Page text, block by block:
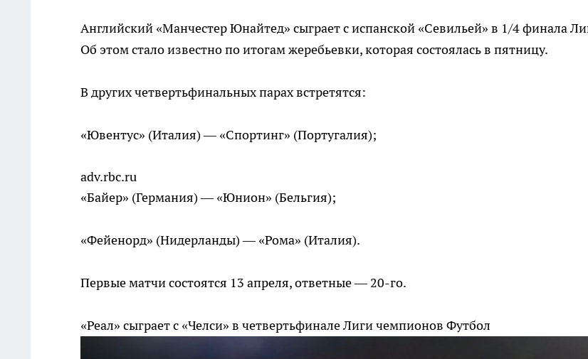
Английский «Манчестер Юнайтед» сыграет с испанской «Севильей» в 1/4 финала
Об этом стало известно по итогам жеребьевки, которая состоялась в пятницу.
В других четвертьфинальных парах встретятся:
«Ювентус» (Италия) — «Спортинг» (Португалия);
adv.rbc.ru
«Байер» (Германия) — «Юнион» (Бельгия);
«Фейенорд» (Нидерланды) — «Рома» (Италия).
Первые матчи состоятся 13 апреля, ответные — 20-го.
«Реал» сыграет с «Челси» в четвертьфинале Лиги чемпионов Футбол